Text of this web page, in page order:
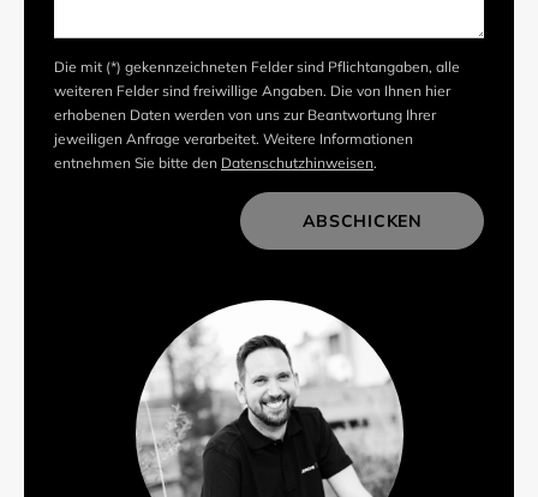
Die mit (*) gekennzeichneten Felder sind Pflichtangaben, alle
weiteren Felder sind freiwillige Angaben. Die von Ihnen hier
erhobenen Daten werden von uns zur Beantwortung Ihrer
jeweiligen Anfrage verarbeitet. Weitere Informationen
entnehmen Sie bitte den Datenschutzhinweisen.
ABSCHICKEN